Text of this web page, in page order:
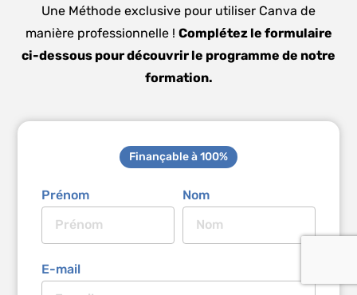
Une Méthode exclusive pour utiliser Canva de
manière professionnelle ! Complétez le formulaire
ci-dessous pour découvrir le programme de notre
formation.
Finançable à 100%
Prénom Nom
E-mail